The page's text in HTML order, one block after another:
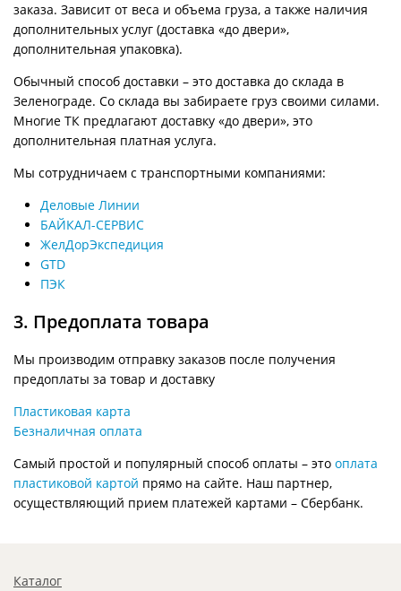
заказа. Зависит от веса и объема груза, а также наличия
дополнительных услуг (доставка «до двери»,
дополнительная упаковка).
Обычный способ доставки – это доставка до склада в
Зеленограде. Со склада вы забираете груз своими силами.
Многие ТК предлагают доставку «до двери», это
дополнительная платная услуга.
Мы сотрудничаем с транспортными компаниями:
Деловые Линии
БАЙКАЛ-СЕРВИС
ЖелДорЭкспедиция
GTD
ПЭК
3. Предоплата товара
Мы производим отправку заказов после получения
предоплаты за товар и доставку
Пластиковая карта
Безналичная оплата
Самый простой и популярный способ оплаты – это оплата
пластиковой картой прямо на сайте. Наш партнер,
осуществляющий прием платежей картами – Сбербанк.
Каталог